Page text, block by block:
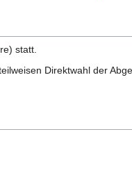
statt.
Direktwahl der